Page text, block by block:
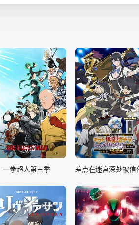
已完结
一拳超人第三季
已完结